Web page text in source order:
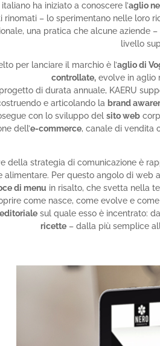
ha iniziato a conoscere l’aglio
rinomati – lo sperimentano nelle loro
una pratica che alcune aziende
livello
per lanciare il marchio è l’aglio di
controllate, evolve in aglio
di durata annuale, KAERU
e articolando la brand
con lo sviluppo del sito web
dell’e-commerce, canale di vendita
della strategia di comunicazione è
alimentare. Per questo angolo di
di menu in risalto, che svetta nella
come nasce, come evolve e
sul quale esso è incentrato:
ricette– dalla più semplice